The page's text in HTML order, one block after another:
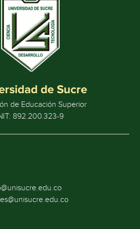
de Sucre
de Educación Superior
892.200.323-9